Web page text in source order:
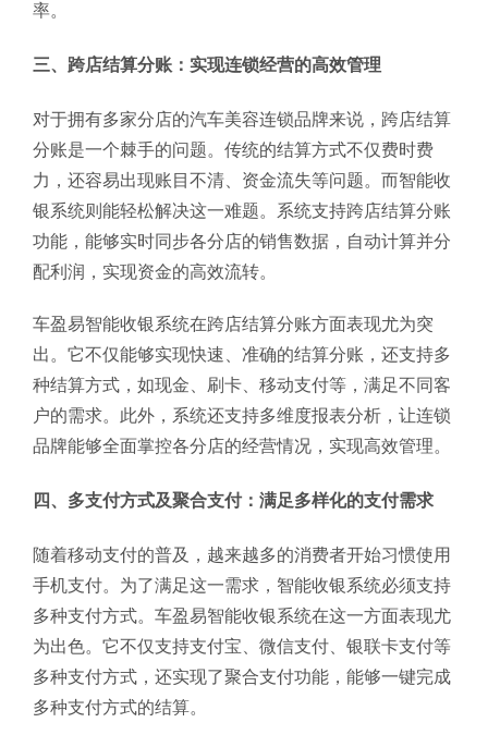
率。
三、跨店结算分账：实现连锁经营的高效管理
对于拥有多家分店的汽车美容连锁品牌来说，跨店结算
分账是一个棘手的问题。传统的结算方式不仅费时费
力，还容易出现账目不清、资金流失等问题。而智能收
银系统则能轻松解决这一难题。系统支持跨店结算分账
功能，能够实时同步各分店的销售数据，自动计算并分
配利润，实现资金的高效流转。
车盈易智能收银系统在跨店结算分账方面表现尤为突
出。它不仅能够实现快速、准确的结算分账，还支持多
种结算方式，如现金、刷卡、移动支付等，满足不同客
户的需求。此外，系统还支持多维度报表分析，让连锁
品牌能够全面掌控各分店的经营情况，实现高效管理。
四、多支付方式及聚合支付：满足多样化的支付需求
随着移动支付的普及，越来越多的消费者开始习惯使用
手机支付。为了满足这一需求，智能收银系统必须支持
多种支付方式。车盈易智能收银系统在这一方面表现尤
为出色。它不仅支持支付宝、微信支付、银联卡支付等
多种支付方式，还实现了聚合支付功能，能够一键完成
多种支付方式的结算。